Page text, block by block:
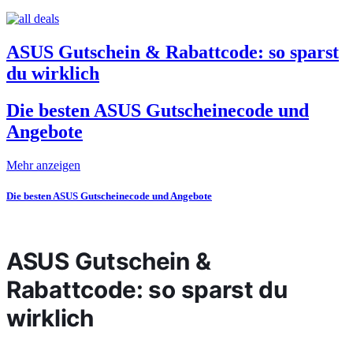
ASUS Gutschein & Rabattcode: so sparst
du wirklich
Die besten ASUS Gutscheinecode und
Angebote
Mehr anzeigen
Die besten ASUS Gutscheinecode und Angebote
ASUS Gutschein &
Rabattcode: so sparst du
wirklich